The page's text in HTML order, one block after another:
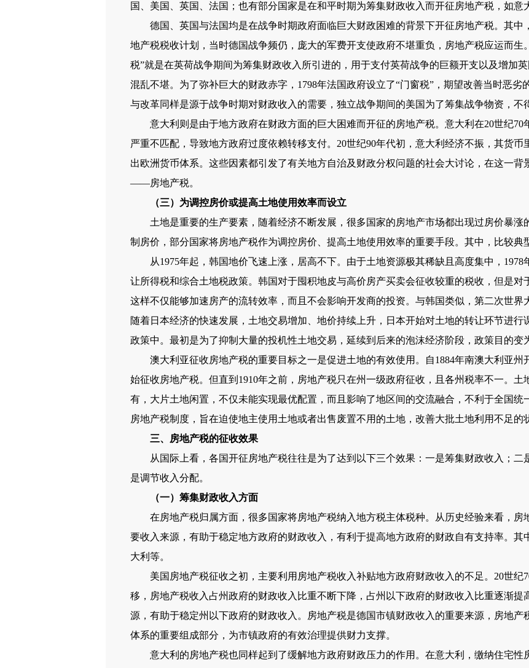
国、美国、英国、法国；也有部分国家是在和平时期为筹集财政收入而开征房地产税，如意
德国、英国与法国均是在战争时期政府面临巨大财政困难的背景下开征房地产税。其中
地产税税收计划，当时德国战争频仍，庞大的军费开支使政府不堪重负，房地产税应运而生
税”就是在英荷战争期间为筹集财政收入所引进的，用于支付英荷战争的巨额开支以及增加英
混乱不堪。 为了弥补巨大的财政赤字，1798年法国政府设立了“门窗税”，期望改善当时恶劣
与改革同样是源于战争时期对财政收入的需要，独立战争期间的美国为了筹集战争物资，不
意大利则是由于地方政府在财政方面的巨大困难而开征的房地产税。意大利在20世纪70
严重不匹配，导致地方政府过度依赖转移支付。20世纪90年代初，意大利经济不振，其货
出欧洲货币体系。这些因素都引发了有关地方自治及财政分权问题的社会大讨论，在这一背
——房地产税。
（三）为调控房价或提高土地使用效率而设立
土地是重要的生产要素，随着经济不断发展，很多国家的房地产市场都出现过房价暴涨
制房价，部分国家将房地产税作为调控房价、提高土地使用效率的重要手段。其中，比较典
从1975年起，韩国地价飞速上涨，居高不下。由于土地资源极其稀缺且高度集中，1978
让所得税和综合土地税政策。韩国对于囤积地皮与高价房产买卖会征收较重的税收，但是对
这样不仅能够加速房产的流转效率，而且不会影响开发商的投资。与韩国类似，第二次世
随着日本经济的快速发展，土地交易增加、地价持续上升，日本开始对土地的转让环节进
政策中。最初是为了抑制大量的投机性土地交易，延续到后来的泡沫经济阶段，政策目的变
澳大利亚征收房地产税的重要目标之一是促进土地的有效使用。自1884年南澳大利亚州
始征收房地产税。但直到1910年之前，房地产税只在州一级政府征收，且各州税率不一。
有，大片土地闲置，不仅未能实现最优配置，而且影响了地区间的交流融合，不利于全国统
房地产税制度，旨在迫使地主使用土地或者出售废置不用的土地，改善大批土地利 用不足的
三、房地产税的征收效果
从国际上看，各国开征房地产税往往是为了达到以下三个效果：一是筹集财政收入；二
是调节收入分配。
（一）筹集财政收入方面
在房地产税归属方面，很多国家将房地产税纳入地方税主体税种。从历史经验来看，房
要收入来源，有助于稳定地方政府的财政收入，有利于提高地方政府的财政自有支持率。
大利等。
美国房地产税征收之初，主要利用房地产税收入补贴地方政府财政收入的不足。20世纪
移，房地产税收入占州政府的财政收入比重不断下降，占州以下政府的财政收入比重逐渐
源，有助于稳定州以下政府的财政收入。房地产税是德国市镇财政收入的重要来源，房地产
体系的重要组成部分，为市镇政府的有效治理提供财力支撑。
意大利的房地产税也同样起到了缓解地方政府财政压力的作用。在意大利，缴纳住宅性